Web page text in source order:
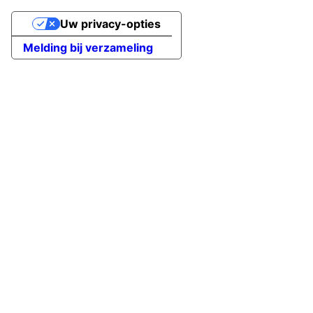
Melding bij verzameling
Uw privacy-opties